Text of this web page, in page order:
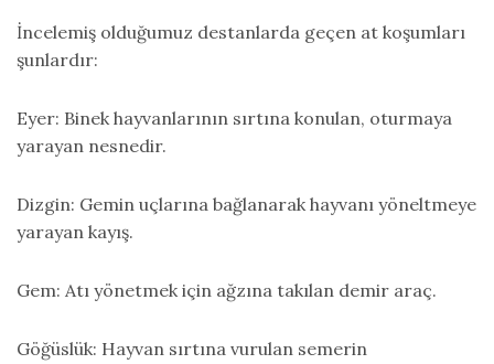
İncelemiş olduğumuz destanlarda geçen at koşumları
şunlardır:
Eyer: Binek hayvanlarının sırtına konulan, oturmaya
yarayan nesnedir.
Dizgin: Gemin uçlarına bağlanarak hayvanı yöneltmeye
yarayan kayış.
Gem: Atı yönetmek için ağzına takılan demir araç.
Göğüslük: Hayvan sırtına vurulan semerin